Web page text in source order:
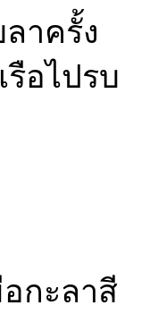
าครั้ง
อไปรบ
กะลาสี